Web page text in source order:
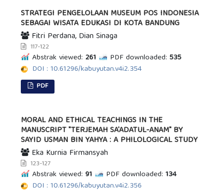
STRATEGI PENGELOLAAN MUSEUM POS INDONESIA
SEBAGAI WISATA EDUKASI DI KOTA BANDUNG
Fitri Perdana, Dian Sinaga
117-122
Abstrak viewed: 261 PDF downloaded: 535
DOI : 10.61296/kabuyutan.v4i2.354
PDF
MORAL AND ETHICAL TEACHINGS IN THE
MANUSCRIPT "TERJEMAH SA'ADATUL-ANAM" BY
SAYID USMAN BIN YAHYA : A PHILOLOGICAL STUDY
Eka Kurnia Firmansyah
123-127
Abstrak viewed: 91 PDF downloaded: 134
DOI : 10.61296/kabuyutan.v4i2.356